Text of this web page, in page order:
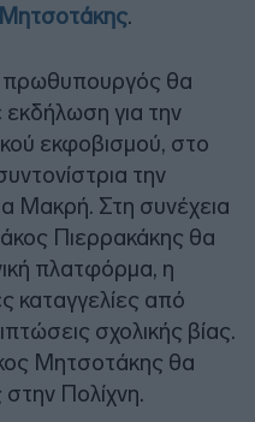
.
πρωθυπουργός θα
εκδήλωση για την
εκφοβισμού, στο
την
Μακρή. Στη συνέχεια
Πιερρακάκης θα
πλατφόρμα, η
καταγγελίες από
σχολικής βίας.
Μητσοτάκης θα
Πολίχνη.